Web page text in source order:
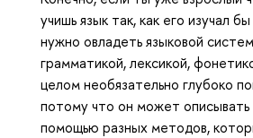
учишь язык так, как его изучал
нужно овладеть языковой
грамматикой, лексикой,
целом необязательно глубоко
потому что он может описывать
помощью разных методов,